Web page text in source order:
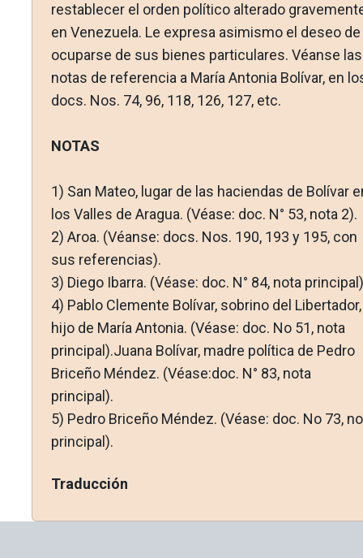
restablecer el orden político alterado
en Venezuela. Le expresa asimismo el deseo de
ocuparse de sus bienes particulares. Véanse las
notas de referencia a María Antonia Bolívar, en
docs. Nos. 74, 96, 118, 126, 127, etc.
NOTAS
1) San Mateo, lugar de las haciendas de Bolívar
los Valles de Aragua. (Véase: doc. N° 53, nota 2).
2) Aroa. (Véanse: docs. Nos. 190, 193 y 195, con
sus referencias).
3) Diego Ibarra. (Véase: doc. N° 84, nota
4) Pablo Clemente Bolívar, sobrino del Libertador,
hijo de María An­tonia. (Véase: doc. No 51, nota
principal).Juana Bolívar, madre política de Pedro
Briceño Méndez. (Véase:doc. N° 83, nota
principal).
5) Pedro Briceño Méndez. (Véase: doc. No 73,
principal).
Traducción